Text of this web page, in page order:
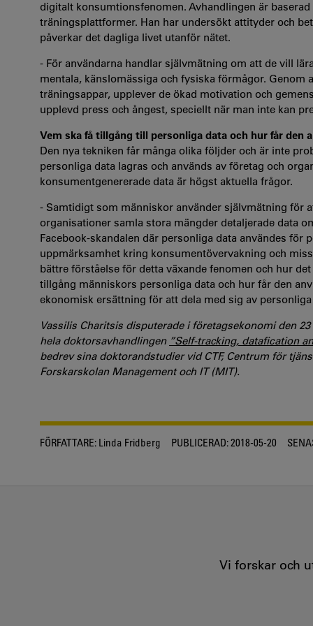
digitalt konsumtionsfenomen. Avhandlingen är
träningsplattformer. Han har undersökt attityder och
påverkar det dagliga livet utanför nätet.
- För användarna handlar självmätning om att de vill
mentala, känslomässiga och fysiska förmågor. Genom
träningsappar, upplever de ökad motivation och
upplevd press och ångest, speciellt när man inte kan
Vem ska få tillgång till personliga data och hur får den
Den nya tekniken får många olika följder och är inte
personliga data lagras och används av företag och
konsumentgenererade data är högst aktuella frågor.
- Samtidigt som människor använder självmätning för
organisationer samla stora mängder detaljerade data
Facebook-skandalen där personliga data användes
uppmärksamhet kring konsumentövervakning och
bättre förståelse för detta växande fenomen och hur
tillgång människors personliga data och hur får den
ekonomisk ersättning för att dela med sig av personliga
Vassilis Charitsis disputerade i företagsekonomi den
hela doktorsavhandlingen ”Self-tracking, datafication
bedrev sina doktorandstudier vid CTF, Centrum för
Forskarskolan Management och IT (MIT).
FÖRFATTARE: Linda Fridberg PUBLICERAD:2018-05-20
Vi forskar och